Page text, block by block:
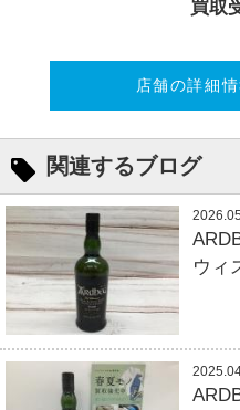
買取
店舗の詳細
関連するブログ
ウィ